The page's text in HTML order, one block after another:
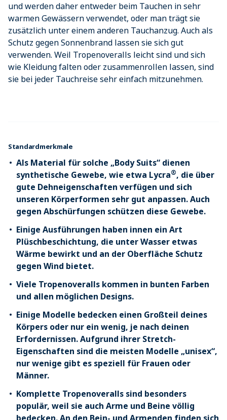
und werden daher entweder beim Tauchen in sehr
warmen Gewässern verwendet, oder man trägt sie
zusätzlich unter einem anderen Tauchanzug. Auch als
Schutz gegen Sonnenbrand lassen sie sich gut
verwenden. Weil Tropenoveralls leicht sind und sich
wie Kleidung falten oder zusammenrollen lassen, sind
sie bei jeder Tauchreise sehr einfach mitzunehmen.
Standardmerkmale
Als Material für solche „Body Suits“ dienen
synthetische Gewebe, wie etwa Lycra®, die über
gute Dehneigenschaften verfügen und sich
unseren Körperformen sehr gut anpassen. Auch
gegen Abschürfungen schützen diese Gewebe.
Einige Ausführungen haben innen ein Art
Plüschbeschichtung, die unter Wasser etwas
Wärme bewirkt und an der Oberfläche Schutz
gegen Wind bietet.
Viele Tropenoveralls kommen in bunten Farben
und allen möglichen Designs.
Einige Modelle bedecken einen Großteil deines
Körpers oder nur ein wenig, je nach deinen
Erfordernissen. Aufgrund ihrer Stretch-
Eigenschaften sind die meisten Modelle „unisex“,
nur wenige gibt es speziell für Frauen oder
Männer.
Komplette Tropenoveralls sind besonders
populär, weil sie auch Arme und Beine völlig